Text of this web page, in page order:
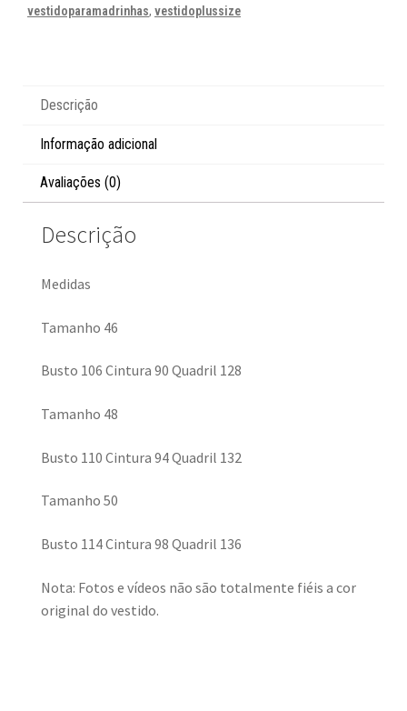
vestidoparamadrinhas, vestidoplussize
Descrição
Informação adicional
Avaliações (0)
Descrição
Medidas
Tamanho 46
Busto 106 Cintura 90 Quadril 128
Tamanho 48
Busto 110 Cintura 94 Quadril 132
Tamanho 50
Busto 114 Cintura 98 Quadril 136
Nota: Fotos e vídeos não são totalmente fiéis a cor
original do vestido.